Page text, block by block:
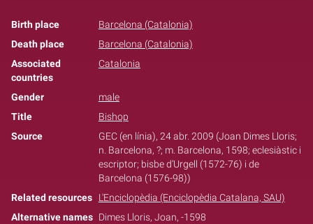
Birth place
Barcelona (Catalonia)
Death place
Barcelona (Catalonia)
Associated
countries
Catalonia
Gender
male
Title
Bishop
Source
GEC (en línia), 24 abr. 2009 (Joan Dimes Lloris;
n. Barcelona, ?; m. Barcelona, 1598; eclesiàstic i
escriptor; bisbe d’Urgell (1572-76) i de
Barcelona (1576-98))
Related resources L'Enciclopèdia (Enciclopèdia Catalana, SAU)
Alternative names Dimes Lloris, Joan, -1598